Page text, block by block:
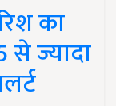
का
से ज्यादा